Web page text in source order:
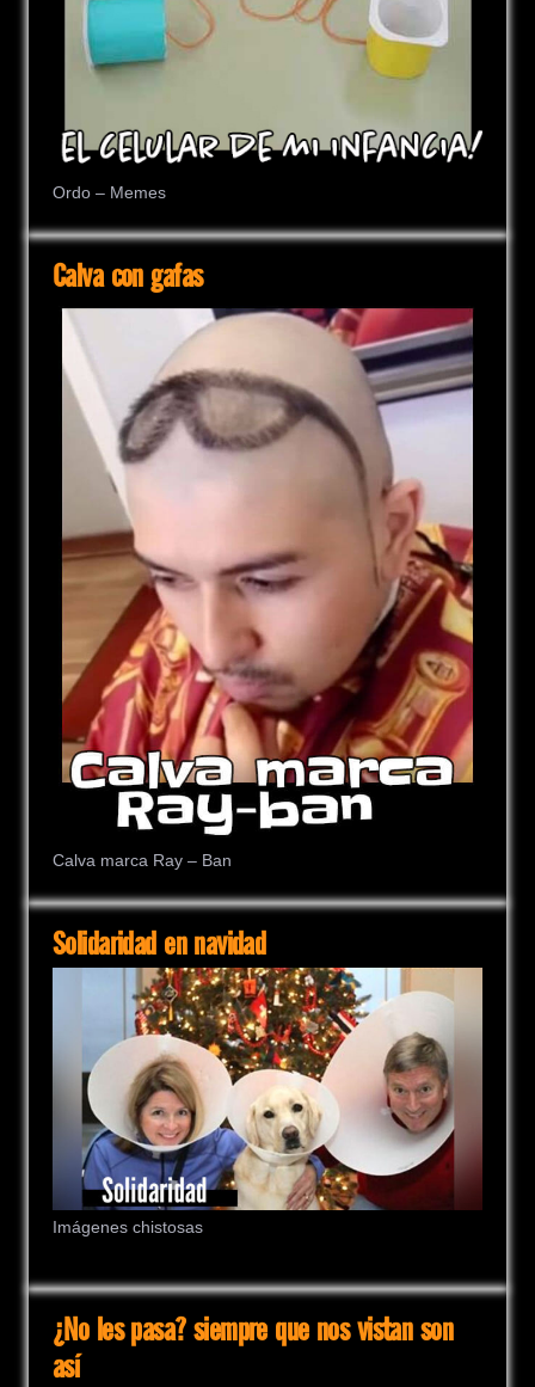
Ordo – Memes
Calva con gafas
Calva marca Ray – Ban
Solidaridad en navidad
Imágenes chistosas
¿No les pasa? siempre que nos vistan son
así